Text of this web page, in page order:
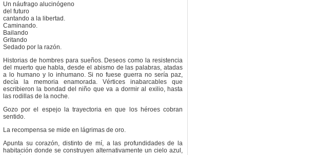
Un náufrago alucinógeno
del futuro
cantando a la libertad.
Caminando.
Bailando
Gritando
Sedado por la razón.
Historias de hombres para sueños. Deseos como la resistencia
del muerto que habla, desde el abismo de las palabras, atadas
a lo humano y lo inhumano. Si no fuese guerra no sería paz,
decía la memoria enamorada. Vértices inabarcables que
escribieron la bondad del niño que va a dormir al exilio, hasta
las rodillas de la noche.
Gozo por el espejo la trayectoria en que los héroes cobran
sentido.
La recompensa se mide en lágrimas de oro.
Apunta su corazón, distinto de mí, a las profundidades de la
habitación donde se construyen alternativamente un cielo azul,